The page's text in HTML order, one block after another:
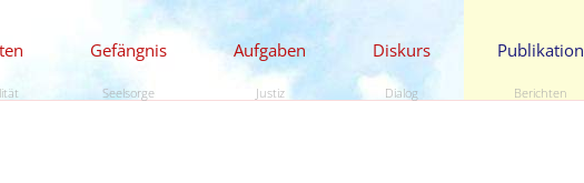
Gefängnis
Seelsorge
Aufgaben
Justiz
Diskurs
Dialog
Publikation
Berichten